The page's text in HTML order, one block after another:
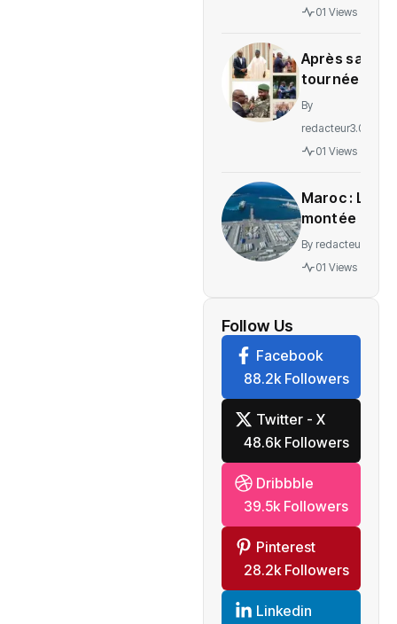
des
Ituri
01 Views
Après sa
tournée
régionale,
de
By
redacteur3.0
01 Views
Maroc : La
montée en
puissance
d’un
de
l’économie
mondiale
By redacteur3.0
01 Views
Follow Us
Facebook
88.2k Followers
Twitter - X
48.6k Followers
Dribbble
39.5k Followers
Pinterest
28.2k Followers
Linkedin